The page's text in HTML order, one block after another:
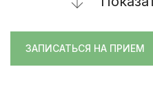
ЗАПИСАТЬСЯ НА ПРИЕМ